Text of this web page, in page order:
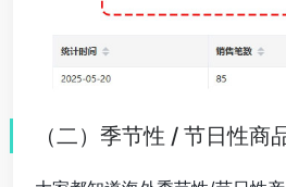
（二）季节性 / 节日性商